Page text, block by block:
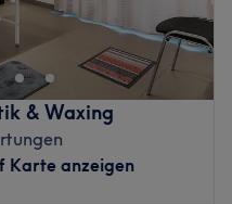
Friedrichshain. Hier
Profis verwöhnen dich
Produkten und
Methoden.
Gehminute vom
& Waxing
Karte anzeigen